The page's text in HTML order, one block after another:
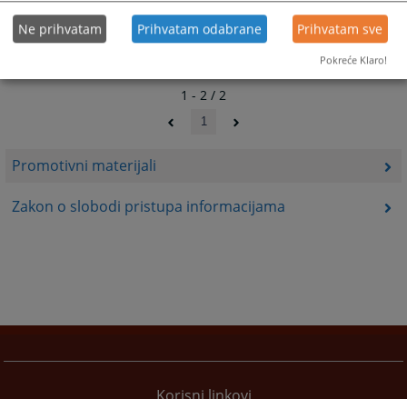
Promotivni materijali
Zakon o slobodi pristupa informacijama
1 - 2 / 2
1
Ne prihvatam Prihvatam odabrane Prihvatam sve
Pokreće Klaro!